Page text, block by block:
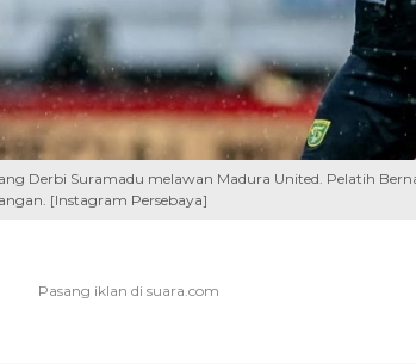
Derbi Suramadu melawan Madura United. Pelatih
[Instagram Persebaya]